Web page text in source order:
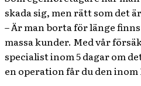
skada sig, men rätt som det
– Är man borta för länge
massa kunder. Med vår
specialist inom 5 dagar om
en operation får du den inom